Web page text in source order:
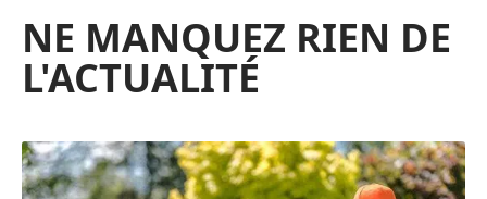
NE MANQUEZ RIEN DE
L'ACTUALITÉ